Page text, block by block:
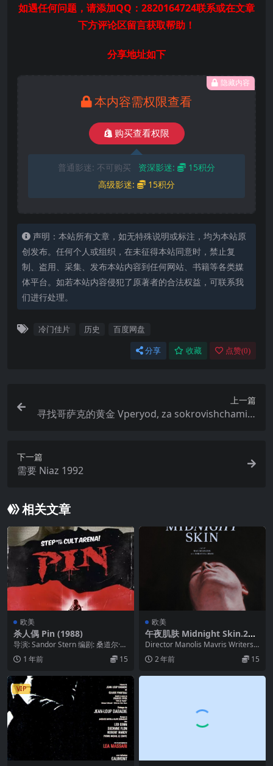
如遇任何问题，请添加QQ：2820164724联系或在文章
下方评论区留言获取帮助！
分享地址如下
隐藏内容
本内容需权限查看
购买查看权限
普通影迷: 不可购买 资深影迷:
15积分
高级影迷:
15积分
声明：本站所有文章，如无特殊说明或标注，均为本站原
创发布。任何个人或组织，在未征得本站同意时，禁止复
制、盗用、采集、发布本站内容到任何网站、书籍等各类媒
体平台。如若本站内容侵犯了原著者的合法权益，可联系我
们进行处理。
冷门佳片 历史 百度网盘
分享 收藏 点赞(0)
上一篇
寻找哥萨克的黄金 Vperyod, za sokrovishchami g
下一篇
需要 Niaz 1992
相关文章
欧美
杀人偶 Pin (1988)
导演: Sandor Stern 编剧: 桑道尔·史
顿 / 安德鲁·内德曼 主演...
1 年前 15
欧美
午夜肌肤 Midnight Skin.202
3
Director Manolis Mavris Writers
Manolis ...
2 年前 15
VIP